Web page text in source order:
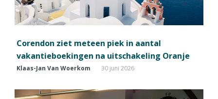
Corendon ziet meteen piek in aantal
vakantieboekingen na uitschakeling Oranje
Klaas-Jan Van Woerkom 30 juni 2026